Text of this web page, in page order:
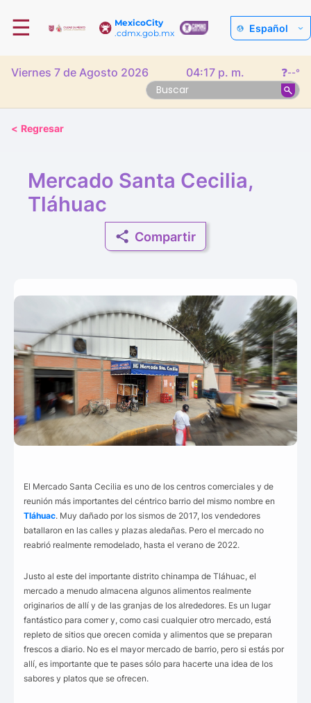
MexicoCity
.cdmx.gob.mx
☰ Español
Viernes 7 de Agosto 2026 04:17 p. m. ❓--°
< Regresar
Mercado Santa Cecilia,
Tláhuac
Compartir
El Mercado Santa Cecilia es uno de los centros comerciales y de
reunión más importantes del céntrico barrio del mismo nombre en
Tláhuac. Muy dañado por los sismos de 2017, los vendedores
batallaron en las calles y plazas aledañas. Pero el mercado no
reabrió realmente remodelado, hasta el verano de 2022.
Justo al este del importante distrito chinampa de Tláhuac, el
mercado a menudo almacena algunos alimentos realmente
originarios de allí y de las granjas de los alrededores. Es un lugar
fantástico para comer y, como casi cualquier otro mercado, está
repleto de sitios que orecen comida y alimentos que se preparan
frescos a diario. No es el mayor mercado de barrio, pero si estás por
allí, es importante que te pases sólo para hacerte una idea de los
sabores y platos que se ofrecen.